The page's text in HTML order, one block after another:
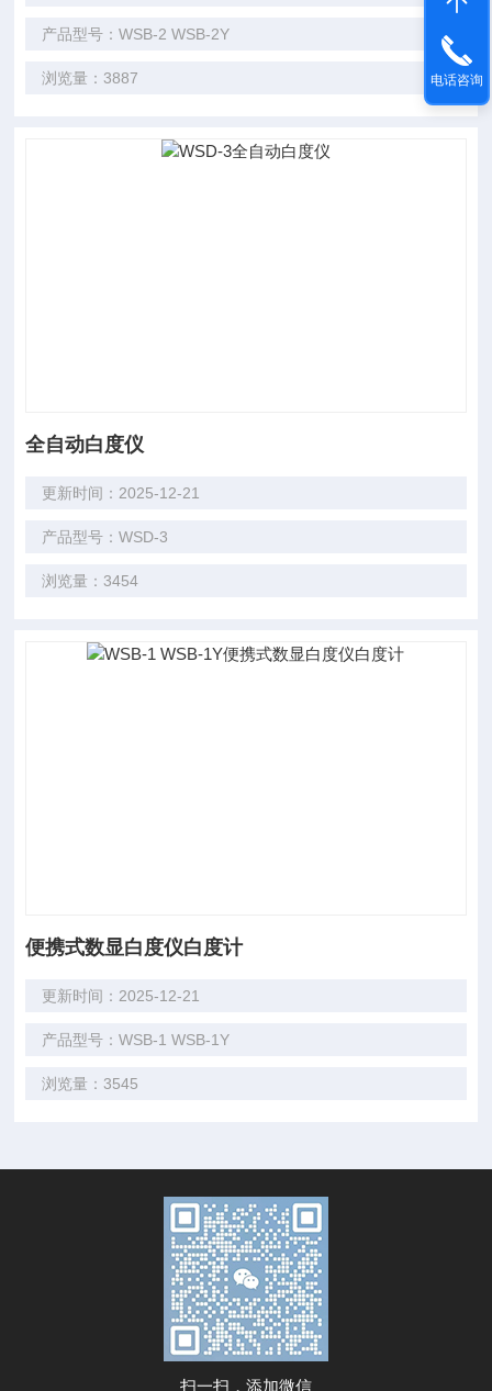
产品型号：WSB-2 WSB-2Y
浏览量：3887
全自动白度仪
更新时间：2025-12-21
产品型号：WSD-3
浏览量：3454
便携式数显白度仪白度计
更新时间：2025-12-21
产品型号：WSB-1 WSB-1Y
浏览量：3545
扫一扫，添加微信
电话咨询